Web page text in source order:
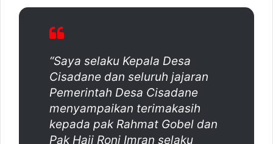
“Saya selaku Kepala Desa
Cisadane dan seluruh jajaran
Pemerintah Desa Cisadane
menyampaikan terimakasih
kepada pak Rahmat Gobel dan
Pak Haji Roni Imran selaku